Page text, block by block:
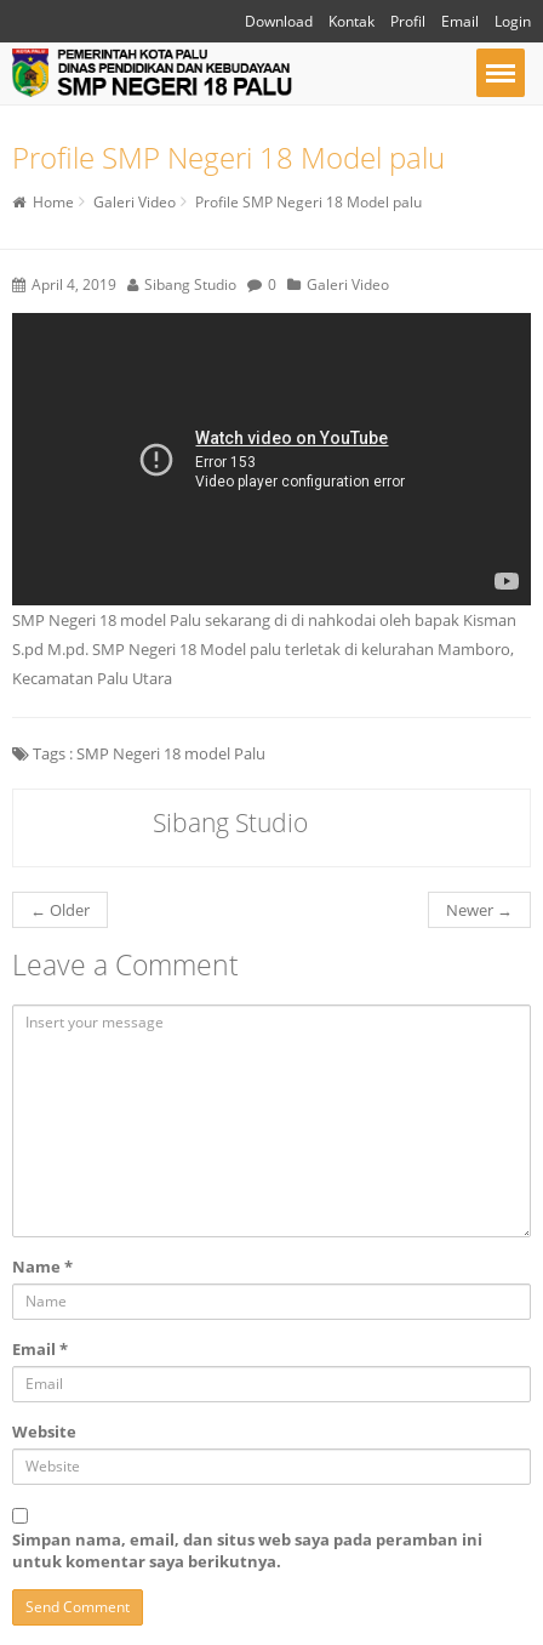
Download Kontak Profil Email Login
Profile SMP Negeri 18 Model palu
Home Galeri Video Profile SMP Negeri 18 Model palu
April 4, 2019 Sibang Studio 0 Galeri Video
SMP Negeri 18 model Palu sekarang di di nahkodai oleh bapak Kisman
S.pd M.pd. SMP Negeri 18 Model palu terletak di kelurahan Mamboro,
Kecamatan Palu Utara
Tags : SMP Negeri 18 model Palu
Sibang Studio
← Older Newer →
Leave a Comment
Name *
Email *
Website
Simpan nama, email, dan situs web saya pada peramban ini
untuk komentar saya berikutnya.